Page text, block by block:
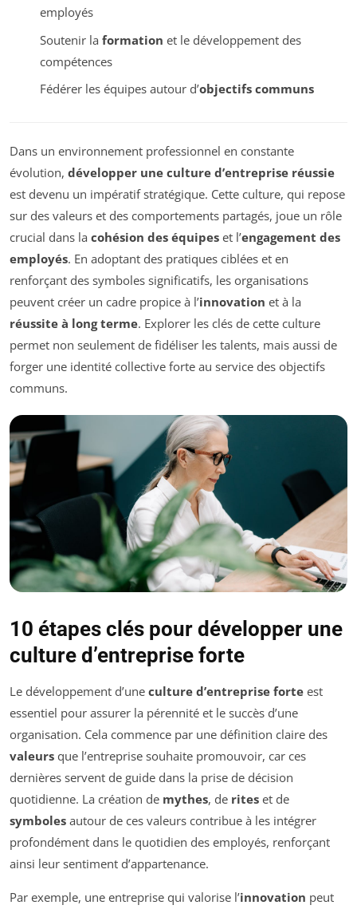
employés
Soutenir la formation et le développement des
compétences
Fédérer les équipes autour d’objectifs communs
Dans un environnement professionnel en constante
évolution, développer une culture d’entreprise réussie
est devenu un impératif stratégique. Cette culture, qui repose
sur des valeurs et des comportements partagés, joue un rôle
crucial dans la cohésion des équipes et l’engagement des
employés. En adoptant des pratiques ciblées et en
renforçant des symboles significatifs, les organisations
peuvent créer un cadre propice à l’innovation et à la
réussite à long terme. Explorer les clés de cette culture
permet non seulement de fidéliser les talents, mais aussi de
forger une identité collective forte au service des objectifs
communs.
10 étapes clés pour développer une
culture d’entreprise forte
Le développement d’une culture d’entreprise forte est
essentiel pour assurer la pérennité et le succès d’une
organisation. Cela commence par une définition claire des
valeurs que l’entreprise souhaite promouvoir, car ces
dernières servent de guide dans la prise de décision
quotidienne. La création de mythes, de rites et de
symboles autour de ces valeurs contribue à les intégrer
profondément dans le quotidien des employés, renforçant
ainsi leur sentiment d’appartenance.
Par exemple, une entreprise qui valorise l’innovation peut